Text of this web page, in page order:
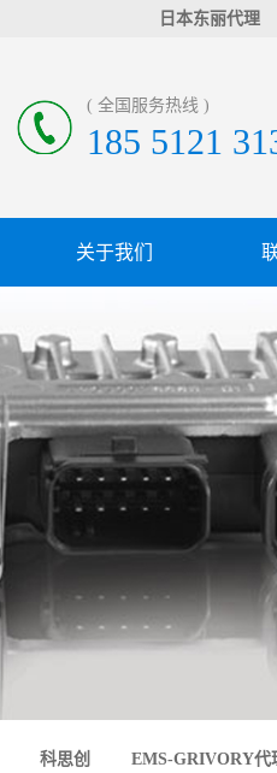
日本东丽代理
( 全国服务热线 )
185 5121
关于我们
科思创 EMS-GRIVORY代